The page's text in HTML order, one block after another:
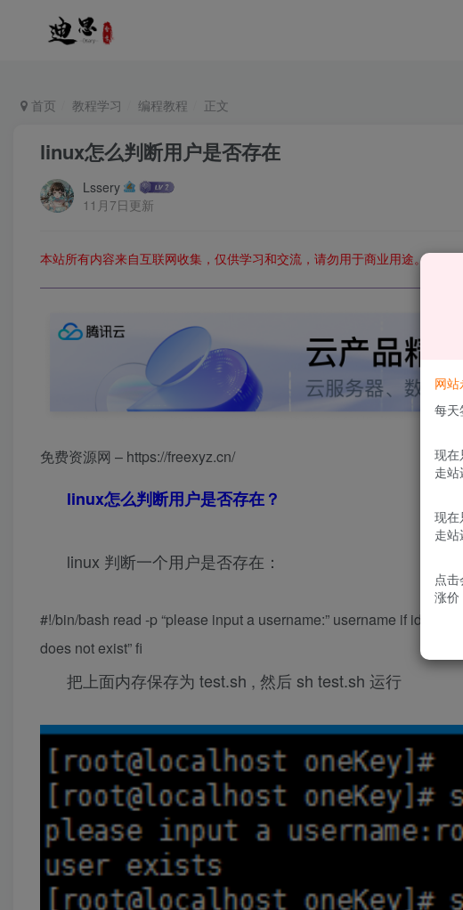
首页 教程学习 编程教程 正文
linux怎么判断用户是否存在
Lssery
11月7日更新
本站所有内容来自互联网收集，仅供学习和交流，请勿用于商业用途。如有
免费资源网 – https://freexyz.cn/
linux怎么判断用户是否存在？
linux 判断一个用户是否存在：
#!/bin/bash read -p “please input a username:” username if id -u
does not exist” fi
把上面内存保存为 test.sh , 然后 sh test.sh 运行
网
每天
现在
走站
现在
走站
点
涨价